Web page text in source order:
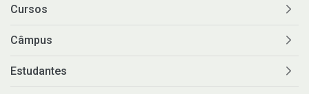
Cursos
Câmpus
Estudantes